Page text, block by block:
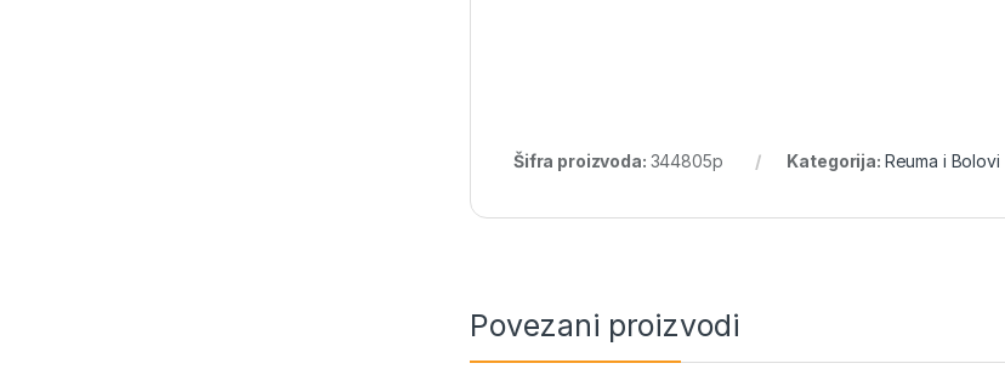
Šifra proizvoda: 344805p Kategorija: Reuma i Bolovi
Povezani proizvodi